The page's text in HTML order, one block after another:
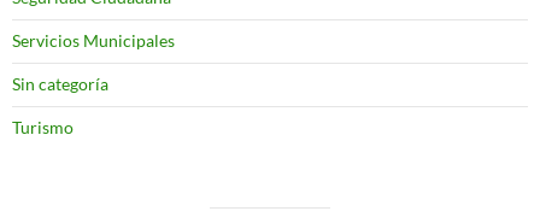
Servicios Municipales
Sin categoría
Turismo